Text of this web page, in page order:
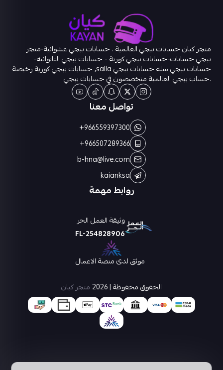
متجر كيان حسابات ببجي العالمية . حسابات ببجي عشوائية-متجر
ببجي حسابات-حسابات ببجي كورية - حسابات ببجي التايوانيه-
حسابات ببجي سله حسابات ببجي salla, حسابات ببجي كورية رخيصة
.حساب ببجي العالمية متخصصون في حسابات ببجي
روابط مهمة
تواصل معنا
+966559397300
+966507289366
b-hna@live.com
kaianksa
وثيقة العمل الحر
FL-254828906
موثق لدى منصة الاعمال
الحقوق محفوظة | 2026
متجر كيان